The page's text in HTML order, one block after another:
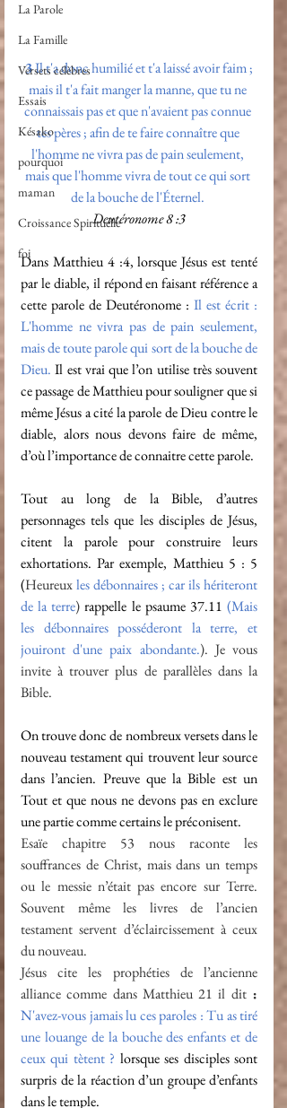
La Parole
La Famille
Versets célèbres
Essais
Késako
pourquoi
maman
Croissance Spirituelle
foi
3Il t'a donc humilié et t'a laissé avoir faim ;
mais il t'a fait manger la manne, que tu ne
connaissais pas et que n'avaient pas connue
tes pères ; afin de te faire connaître que
l'homme ne vivra pas de pain seulement,
mais que l'homme vivra de tout ce qui sort
de la bouche de l'Éternel.
Deutéronome 8 :3
Dans Matthieu 4 :4, lorsque Jésus est tenté
par le diable, il répond en faisant référence a
cette parole de Deutéronome : Il est écrit :
L'homme ne vivra pas de pain seulement,
mais de toute parole qui sort de la bouche de
Dieu. Il est vrai que l’on utilise très souvent
ce passage de Matthieu pour souligner que si
même Jésus a cité la parole de Dieu contre le
diable, alors nous devons faire de même,
d’où l’importance de connaitre cette parole.
Tout au long de la Bible, d’autres
personnages tels que les disciples de Jésus,
citent la parole pour construire leurs
exhortations. Par exemple, Matthieu 5 : 5
(Heureux les débonnaires ; car ils hériteront
de la terre) rappelle le psaume 37.11 (Mais
les débonnaires posséderont la terre, et
jouiront d'une paix abondante.). Je vous
invite à trouver plus de parallèles dans la
Bible.
On trouve donc de nombreux versets dans le
nouveau testament qui trouvent leur source
dans l’ancien. Preuve que la Bible est un
Tout et que nous ne devons pas en exclure
une partie comme certains le préconisent.
Esaïe chapitre 53 nous raconte les
souffrances de Christ, mais dans un temps
ou le messie n’était pas encore sur Terre.
Souvent même les livres de l’ancien
testament servent d’éclaircissement à ceux
du nouveau.
Jésus cite les prophéties de l’ancienne
alliance comme dans Matthieu 21 il dit
N'avez-vous jamais lu ces paroles : Tu as tiré
une louange de la bouche des enfants et de
ceux qui tètent ? lorsque ses disciples sont
surpris de la réaction d’un groupe d’enfants
dans le temple.